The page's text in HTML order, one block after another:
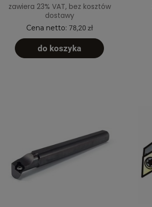
zawiera 23% VAT, bez kosztów
dostawy
Cena netto: 78,20 zł
do koszyka